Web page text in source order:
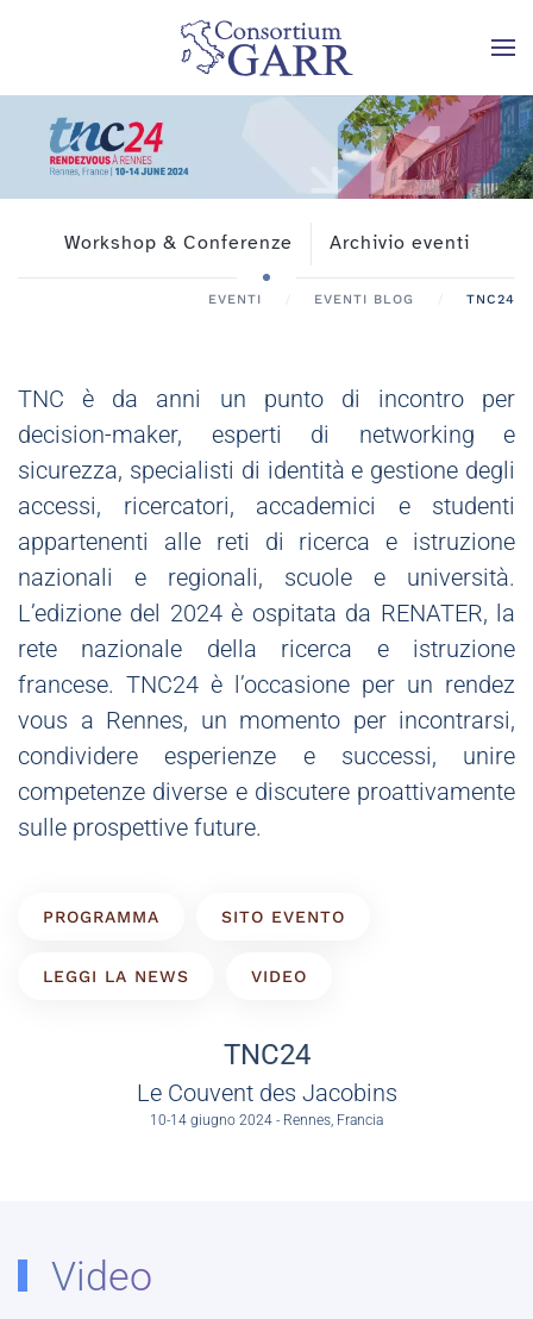
Skip to main content
Workshop & Conferenze Archivio eventi
EVENTI EVENTI BLOG TNC24
TNC è da anni un punto di incontro per
decision-maker, esperti di networking e
sicurezza, specialisti di identità e gestione degli
accessi, ricercatori, accademici e studenti
appartenenti alle reti di ricerca e istruzione
nazionali e regionali, scuole e università.
L’edizione del 2024 è ospitata da RENATER, la
rete nazionale della ricerca e istruzione
francese. TNC24 è l’occasione per un rendez
vous a Rennes, un momento per incontrarsi,
condividere esperienze e successi, unire
competenze diverse e discutere proattivamente
sulle prospettive future.
PROGRAMMA SITO EVENTO
LEGGI LA NEWS VIDEO
TNC24
Le Couvent des Jacobins
10-14 giugno 2024 - Rennes, Francia
Video